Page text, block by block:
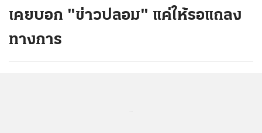
เคยบอก "ข่าวปลอม" แค่ให้รอแถลง
ทางการ